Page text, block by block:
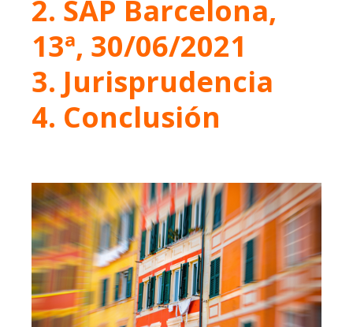
2. SAP Barcelona,
13ª, 30/06/2021
3. Jurisprudencia
4. Conclusión